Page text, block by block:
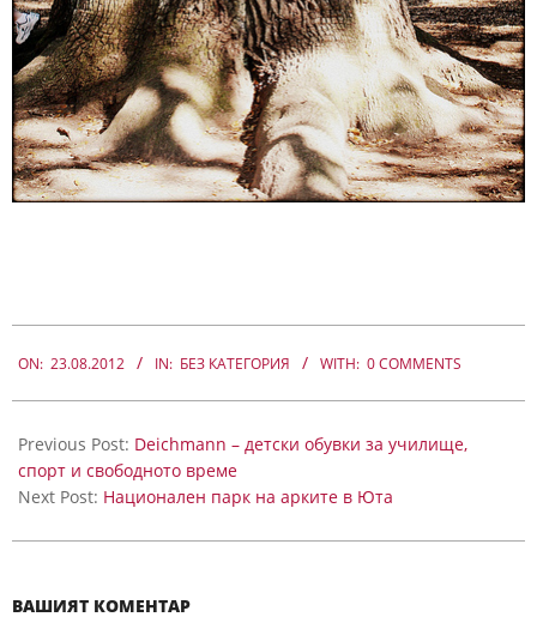
08-
ON: 23.08.2012 IN: БЕЗ КАТЕГОРИЯ WITH: 0 COMMENTS
Previous Post: Deichmann – детски обувки за училище,
спорт и свободното време
Next Post: Национален парк на арките в Юта
ВАШИЯТ КОМЕНТАР